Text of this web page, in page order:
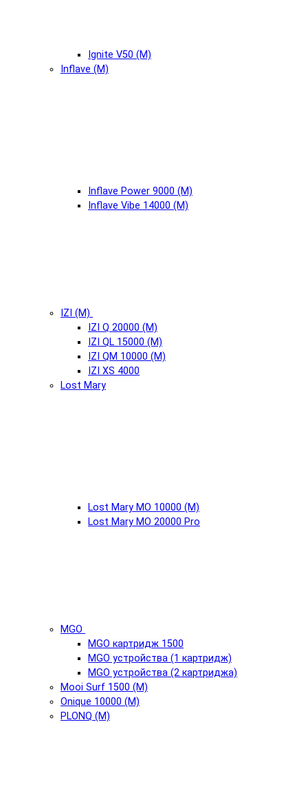
Ignite V50 (М)
Inflave (М)
Inflave Power 9000 (М)
Inflave Vibe 14000 (М)
IZI (М)
IZI Q 20000 (М)
IZI QL 15000 (М)
IZI QM 10000 (М)
IZI XS 4000
Lost Mary
Lost Mary MO 10000 (М)
Lost Mary MO 20000 Pro
MGO
MGO картридж 1500
MGO устройства (1 картридж)
MGO устройства (2 картриджа)
Mooi Surf 1500 (М)
Onique 10000 (М)
PLONQ (М)